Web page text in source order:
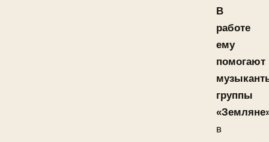
В
работе
ему
помогают
группы
в